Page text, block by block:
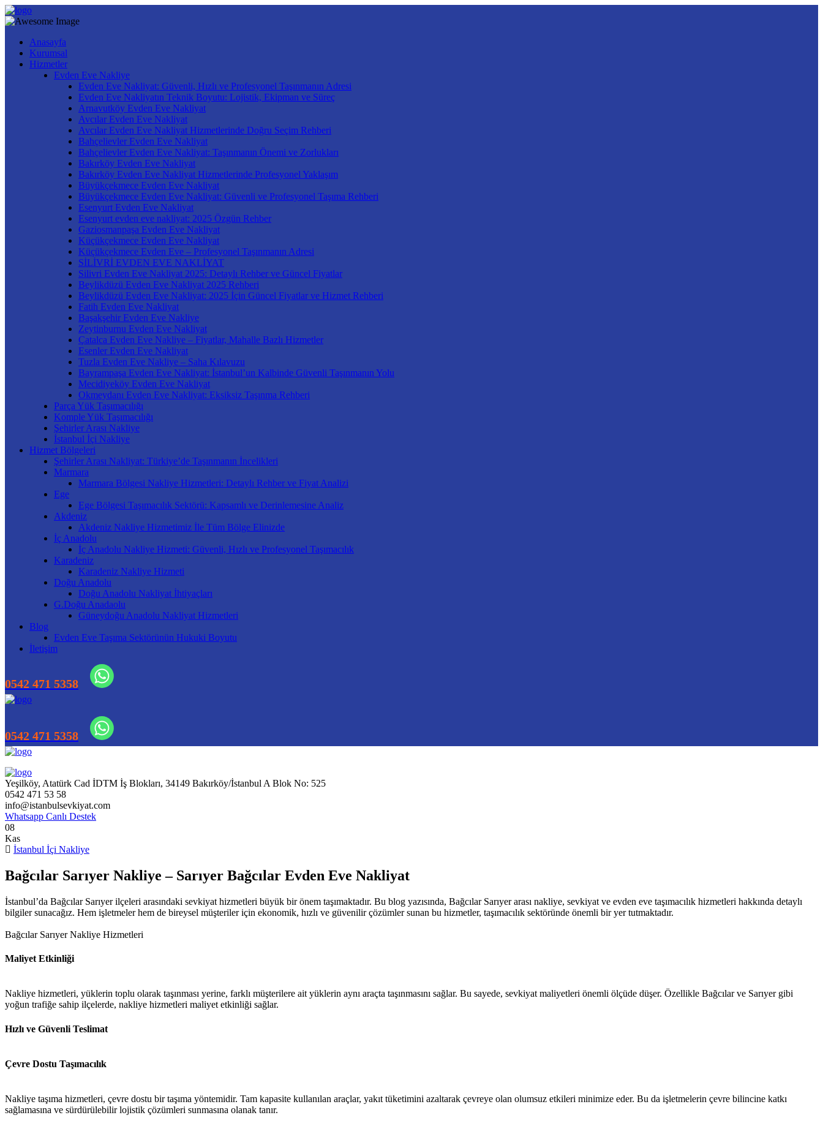
Anasayfa
Kurumsal
Hizmetler
Evden Eve Nakliye
Evden Eve Nakliyat: Güvenli, Hızlı ve Profesyonel Taşınmanın Adresi
Evden Eve Nakliyatın Teknik Boyutu: Lojistik, Ekipman ve Süreç
Arnavutköy Evden Eve Nakliyat
Avcılar Evden Eve Nakliyat
Avcılar Evden Eve Nakliyat Hizmetlerinde Doğru Seçim Rehberi
Bahçelievler Evden Eve Nakliyat
Bahçelievler Evden Eve Nakliyat: Taşınmanın Önemi ve Zorlukları
Bakırköy Evden Eve Nakliyat
Bakırköy Evden Eve Nakliyat Hizmetlerinde Profesyonel Yaklaşım
Büyükçekmece Evden Eve Nakliyat
Büyükçekmece Evden Eve Nakliyat: Güvenli ve Profesyonel Taşıma Rehberi
Esenyurt Evden Eve Nakliyat
Esenyurt evden eve nakliyat: 2025 Özgün Rehber
Gaziosmanpaşa Evden Eve Nakliyat
Küçükçekmece Evden Eve Nakliyat
Küçükçekmece Evden Eve – Profesyonel Taşınmanın Adresi
SİLİVRİ EVDEN EVE NAKLİYAT
Silivri Evden Eve Nakliyat 2025: Detaylı Rehber ve Güncel Fiyatlar
Beylikdüzü Evden Eve Nakliyat 2025 Rehberi
Beylikdüzü Evden Eve Nakliyat: 2025 İçin Güncel Fiyatlar ve Hizmet Rehberi
Fatih Evden Eve Nakliyat
Başakşehir Evden Eve Nakliye
Zeytinburnu Evden Eve Nakliyat
Çatalca Evden Eve Nakliye – Fiyatlar, Mahalle Bazlı Hizmetler
Esenler Evden Eve Nakliyat
Tuzla Evden Eve Nakliye – Saha Kılavuzu
Bayrampaşa Evden Eve Nakliyat: İstanbul’un Kalbinde Güvenli Taşınmanın Yolu
Mecidiyeköy Evden Eve Nakliyat
Okmeydanı Evden Eve Nakliyat: Eksiksiz Taşınma Rehberi
Parça Yük Taşımacılığı
Komple Yük Taşımacılığı
Şehirler Arası Nakliye
İstanbul İçi Nakliye
Hizmet Bölgeleri
Şehirler Arası Nakliyat: Türkiye’de Taşınmanın İncelikleri
Marmara
Marmara Bölgesi Nakliye Hizmetleri: Detaylı Rehber ve Fiyat Analizi
Ege
Ege Bölgesi Taşımacılık Sektörü: Kapsamlı ve Derinlemesine Analiz
Akdeniz
Akdeniz Nakliye Hizmetimiz İle Tüm Bölge Elinizde
İç Anadolu
İç Anadolu Nakliye Hizmeti: Güvenli, Hızlı ve Profesyonel Taşımacılık
Karadeniz
Karadeniz Nakliye Hizmeti
Doğu Anadolu
Doğu Anadolu Nakliyat İhtiyaçları
G.Doğu Anadaolu
Güneydoğu Anadolu Nakliyat Hizmetleri
Blog
Evden Eve Taşıma Sektörünün Hukuki Boyutu
İletişim
Yeşilköy, Atatürk Cad İDTM İş Blokları, 34149 Bakırköy/İstanbul A Blok No: 525
0542 471 53 58
info@istanbulsevkiyat.com
Whatsapp Canlı Destek
08
Kas
İstanbul İçi Nakliye
Bağcılar Sarıyer Nakliye – Sarıyer Bağcılar Evden Eve Nakliyat
İstanbul’da Bağcılar Sarıyer ilçeleri arasındaki sevkiyat hizmetleri büyük bir önem taşımaktadır. Bu blog yazısında, Bağcılar Sarıyer arası nakliye, sevkiyat ve evden eve taşımacılık hizmetleri hakkında detaylı
bilgiler sunacağız. Hem işletmeler hem de bireysel müşteriler için ekonomik, hızlı ve güvenilir çözümler sunan bu hizmetler, taşımacılık sektöründe önemli bir yer tutmaktadır.
Bağcılar Sarıyer Nakliye Hizmetleri
Maliyet Etkinliği
Nakliye hizmetleri, yüklerin toplu olarak taşınması yerine, farklı müşterilere ait yüklerin aynı araçta taşınmasını sağlar. Bu sayede, sevkiyat maliyetleri önemli ölçüde düşer. Özellikle Bağcılar ve Sarıyer gibi
yoğun trafiğe sahip ilçelerde, nakliye hizmetleri maliyet etkinliği sağlar.
Hızlı ve Güvenli Teslimat
Çevre Dostu Taşımacılık
Nakliye taşıma hizmetleri, çevre dostu bir taşıma yöntemidir. Tam kapasite kullanılan araçlar, yakıt tüketimini azaltarak çevreye olan olumsuz etkileri minimize eder. Bu da işletmelerin çevre bilincine katkı
sağlamasına ve sürdürülebilir lojistik çözümleri sunmasına olanak tanır.